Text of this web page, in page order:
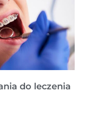
do leczenia